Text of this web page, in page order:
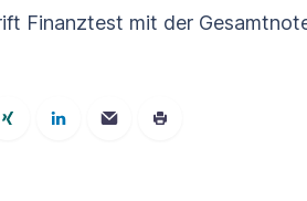
Finanztest mit der